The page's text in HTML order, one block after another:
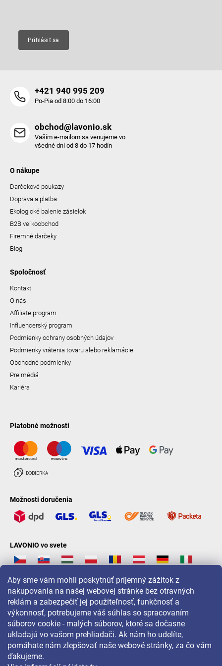
Aby sme vám mohli poskytnúť príjemný zážitok z
nakupovania na našej webovej stránke bez otravných
reklám a zabezpečiť jej použiteľnosť, funkčnosť a
výkonnosť, potrebujeme váš súhlas so spracovaním
súborov cookie - malých súborov, ktoré sa dočasne
ukladajú vo vašom prehliadači. Ak nám ho udelíte,
pomáhate nám zlepšovať naše webové stránky, za čo vám
ďakujeme.
Prihlásiť sa
+421 940 995 209
Po-Pia od 8:00 do 16:00
obchod@lavonio.sk
Vaším e-mailom sa venujeme vo
všedné dni od 8 do 17 hodín
O nákupe
Darčekové poukazy
Doprava a platba
Ekologické balenie zásielok
B2B veľkoobchod
Firemné darčeky
Blog
Spoločnosť
Kontakt
O nás
Affiliate program
Influencerský program
Podmienky ochrany osobných údajov
Podmienky vrátenia tovaru alebo reklamácie
Obchodné podmienky
Pre médiá
Kariéra
Platobné možnosti
Možnosti doručenia
LAVONIO vo svete
Pre akcie, súťaže a zľavy nás sledujte na: